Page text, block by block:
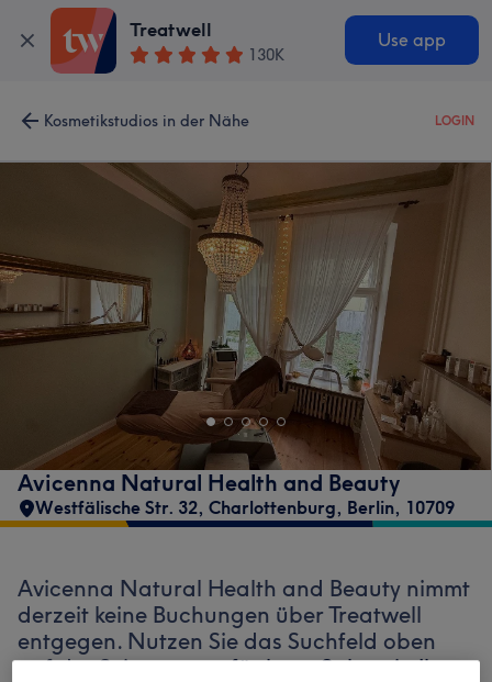
Treatwell
130K
Use app
Kosmetikstudios in der Nähe LOGIN
Avicenna Natural Health and Beauty
Westfälische Str. 32, Charlottenburg, Berlin, 10709
Avicenna Natural Health and Beauty nimmt
derzeit keine Buchungen über Treatwell
entgegen. Nutzen Sie das Suchfeld oben
auf der Seite, um verfügbare Salons in Ihrer